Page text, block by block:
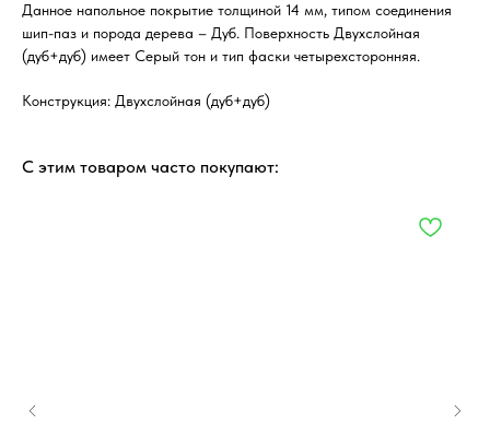
Данное напольное покрытие толщиной 14 мм, типом соединения
шип-паз и порода дерева – Дуб. Поверхность Двухслойная
(дуб+дуб) имеет Серый тон и тип фаски четырехсторонняя.
Конструкция: Двухслойная (дуб+дуб)
С этим товаром часто покупают: